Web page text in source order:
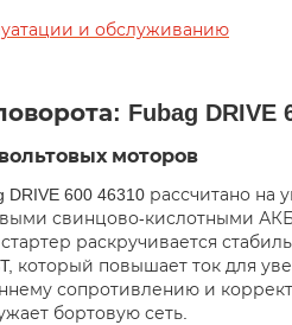
и обслуживанию
Fubag DRIVE
моторов
DRIVE 600 46310 рассчитано
свинцово-кислотными
раскручивается
который повышает ток для
сопротивлению и
бортовую сеть.